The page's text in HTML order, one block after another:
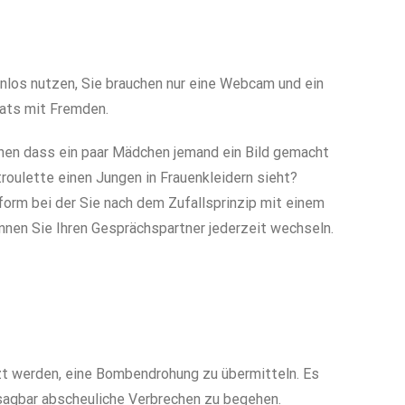
nutzen, Sie brauchen nur eine Webcam und ein
mit Fremden.
dass ein paar Mädchen jemand ein Bild gemacht
einen Jungen in Frauenkleidern sieht?
bei der Sie nach dem Zufallsprinzip mit einem
Sie Ihren Gesprächspartner jederzeit wechseln.
eine Bombendrohung zu übermitteln. Es
abscheuliche Verbrechen zu begehen.